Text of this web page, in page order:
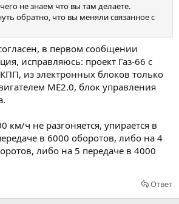
не знаем что вы там делаете.
обратно, что вы меняли связанное с
в первом сообщении
исправляюсь: проект Газ-66 с
из электронных блоков только
ME2.0, блок управления
ч не разгоняется, упирается в
в 6000 оборотов, либо на 4
либо на 5 передаче в 4000
Ответ